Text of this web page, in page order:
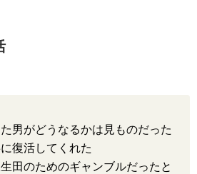
男がどうなるかは見ものだった
復活してくれた
田のためのギャンブルだったと